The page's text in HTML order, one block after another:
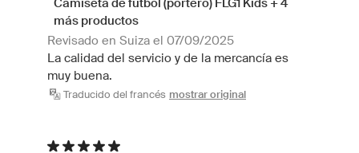
Camiseta de fútbol (portero) FLG1 Kids + 4
más productos
Revisado en Suiza el 07/09/2025
La calidad del servicio y de la mercancía es
muy buena.
Traducido del francés mostrar original